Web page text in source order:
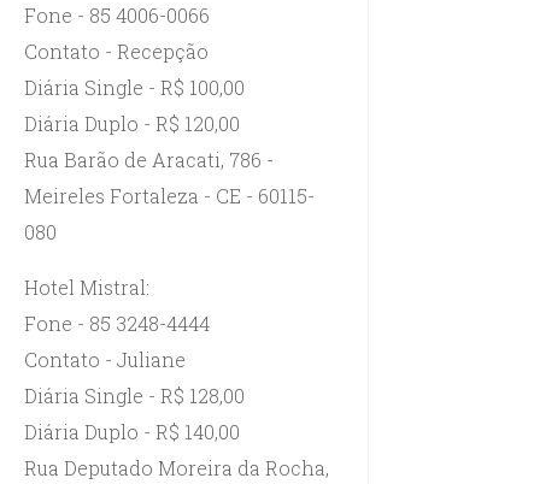
Fone - 85 4006-0066
Contato - Recepção
Diária Single - R$ 100,00
Diária Duplo - R$ 120,00
Rua Barão de Aracati, 786 -
Meireles Fortaleza - CE - 60115-
080
Hotel Mistral:
Fone - 85 3248-4444
Contato - Juliane
Diária Single - R$ 128,00
Diária Duplo - R$ 140,00
Rua Deputado Moreira da Rocha,